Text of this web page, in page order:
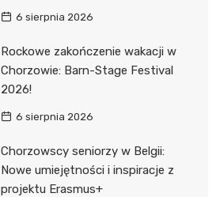
6 sierpnia 2026
Rockowe zakończenie wakacji w
Chorzowie: Barn-Stage Festival
2026!
6 sierpnia 2026
Chorzowscy seniorzy w Belgii:
Nowe umiejętności i inspiracje z
projektu Erasmus+